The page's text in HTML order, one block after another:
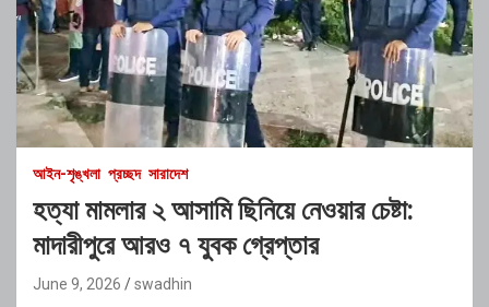
আইন-শৃঙ্খলা প্রচ্ছদ সারাদেশ
হত্যা মামলার ২ আসামি ছিনিয়ে নেওয়ার চেষ্টা:
মাদারীপুরে আরও ৭ যুবক গ্রেপ্তার
June 9, 2026 swadhin